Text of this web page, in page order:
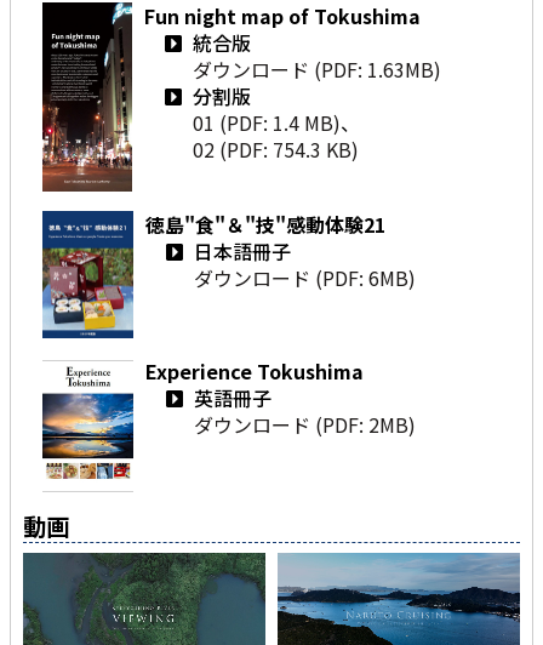
Fun night map of Tokushima
統合版
ダウンロード (PDF: 1.63MB)
分割版
01 (PDF: 1.4 MB)、
02 (PDF: 754.3 KB)
徳島"食"＆"技"感動体験21
日本語冊子
ダウンロード (PDF: 6MB)
Experience Tokushima
英語冊子
ダウンロード (PDF: 2MB)
動画